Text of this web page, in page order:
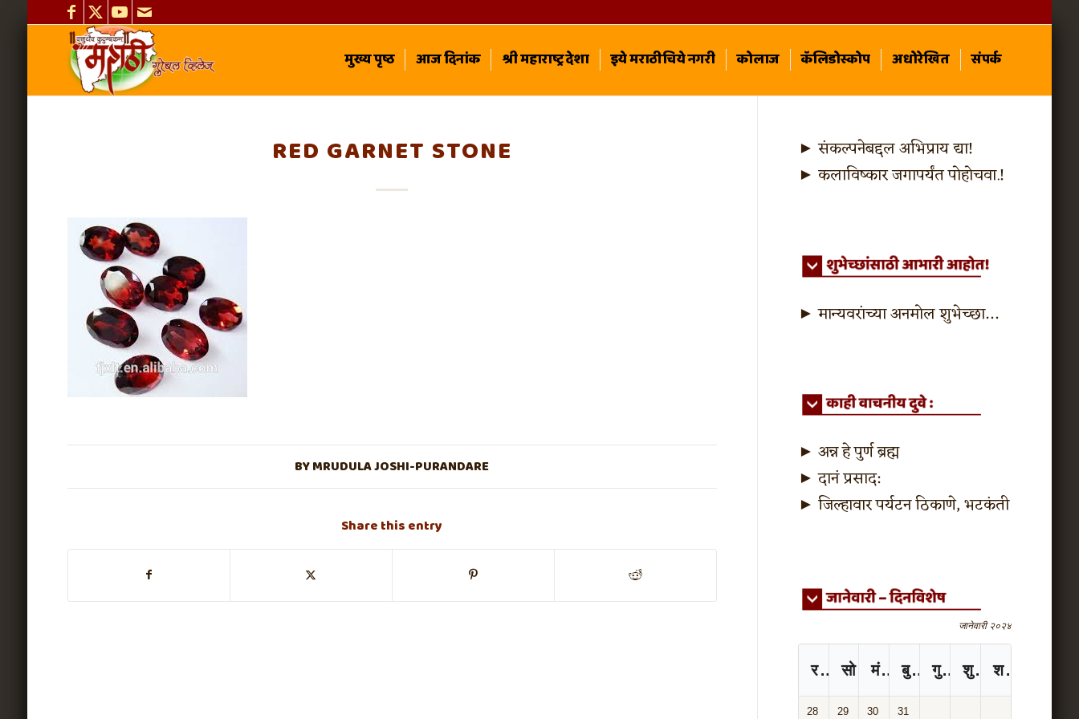
मुख्य पृष्ठ आज दिनांक श्री महाराष्ट्र देशा इये मराठीचिये नगरी कोलाज कॅलिडोस्कोप अधोरेखित संपर्क
RED GARNET STONE
BYMRUDULA JOSHI-PURANDARE
Share this entry
► संकल्पनेबद्दल अभिप्राय द्या!
► कलाविष्कार जगापर्यंत पोहोचवा.!
► मान्यवरांच्या अनमोल शुभेच्छा…
► अन्न हे पुर्ण ब्रह्म
►दानं प्रसाद:
► जिल्हावार पर्यटन ठिकाणे, भटकंती
रविवार सोमवार मंगळवार बुधवार गुरुवार शुक्रवार शनिवार
जानेवारी २०२४
28 29 30 31